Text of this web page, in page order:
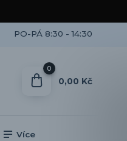
PO-PÁ 8:30 - 14:30
0
0,00 Kč
Více